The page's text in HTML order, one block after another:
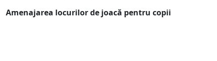
Amenajarea locurilor de joacă pentru copii